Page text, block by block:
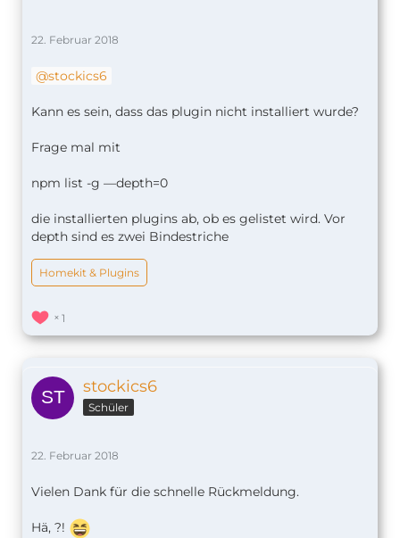
22. Februar 2018
stockics6
Kann es sein, dass das plugin nicht installiert wurde?
Frage mal mit
npm list -g —depth=0
die installierten plugins ab, ob es gelistet wird. Vor
depth sind es zwei Bindestriche
Homekit & Plugins
1
stockics6
Schüler
22. Februar 2018
Vielen Dank für die schnelle Rückmeldung.
Hä, ?!